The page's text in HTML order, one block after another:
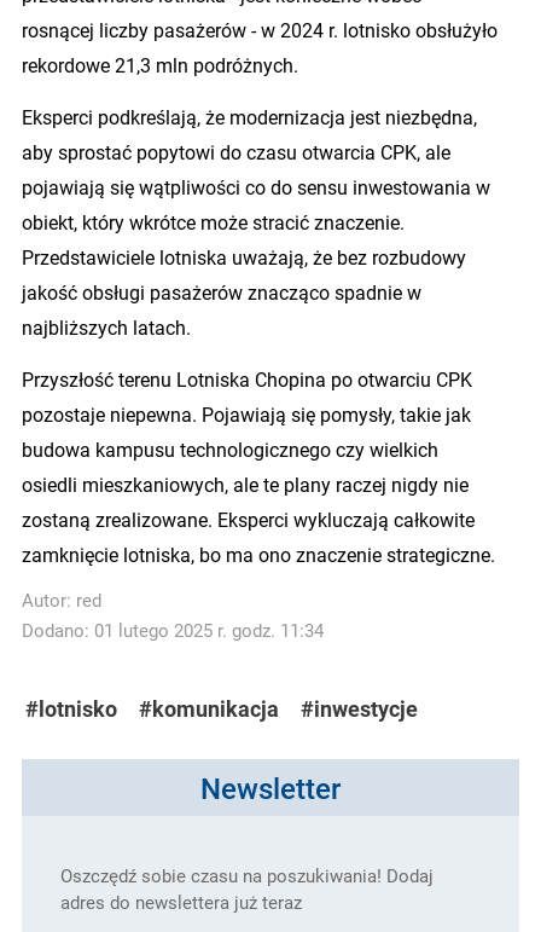
rosnącej liczby pasażerów - w 2024 r. lotnisko obsłużyło
rekordowe 21,3 mln podróżnych.
Eksperci podkreślają, że modernizacja jest niezbędna,
aby sprostać popytowi do czasu otwarcia CPK, ale
pojawiają się wątpliwości co do sensu inwestowania w
obiekt, który wkrótce może stracić znaczenie.
Przedstawiciele lotniska uważają, że bez rozbudowy
jakość obsługi pasażerów znacząco spadnie w
najbliższych latach.
Przyszłość terenu Lotniska Chopina po otwarciu CPK
pozostaje niepewna. Pojawiają się pomysły, takie jak
budowa kampusu technologicznego czy wielkich
osiedli mieszkaniowych, ale te plany raczej nigdy nie
zostaną zrealizowane. Eksperci wykluczają całkowite
zamknięcie lotniska, bo ma ono znaczenie strategiczne.
Autor: red
Dodano: 01 lutego 2025 r. godz. 11:34
#lotnisko #komunikacja #inwestycje
Newsletter
Oszczędź sobie czasu na poszukiwania! Dodaj
adres do newslettera już teraz